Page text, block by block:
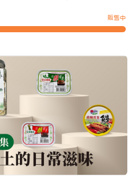
販售中